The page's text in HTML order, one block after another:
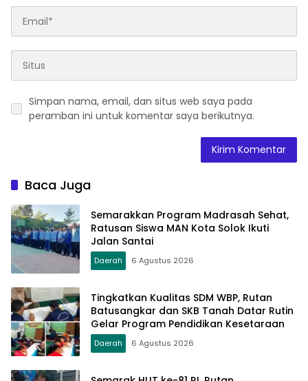
Simpan nama, email, dan situs web saya pada
peramban ini untuk komentar saya berikutnya.
Baca Juga
Semarakkan Program Madrasah Sehat,
Ratusan Siswa MAN Kota Solok Ikuti
Jalan Santai
Daerah 6 Agustus 2026
Tingkatkan Kualitas SDM WBP, Rutan
Batusangkar dan SKB Tanah Datar Rutin
Gelar Program Pendidikan Kesetaraan
Daerah 6 Agustus 2026